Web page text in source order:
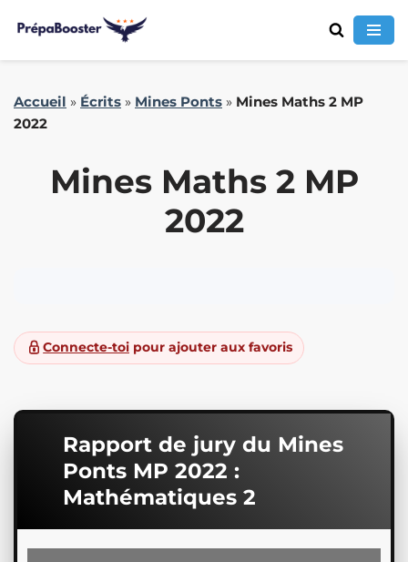
Aller
au
Accueil » Écrits » Mines Ponts » Mines Maths 2 MP
2022
Mines Maths 2 MP
2022
Connecte-toi pour ajouter aux favoris
Rapport de jury du Mines
Ponts MP 2022 :
Mathématiques 2